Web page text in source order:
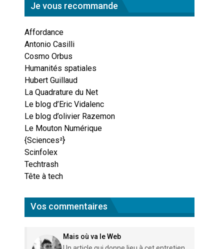
Je vous recommande
Affordance
Antonio Casilli
Cosmo Orbus
Humanités spatiales
Hubert Guillaud
La Quadrature du Net
Le blog d’Eric Vidalenc
Le blog d’olivier Razemon
Le Mouton Numérique
{Sciences²}
Scinfolex
Techtrash
Tête à tech
Vos commentaires
Mais où va le Web